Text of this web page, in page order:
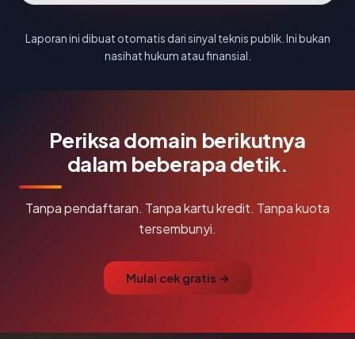
Laporan ini dibuat otomatis dari sinyal teknis publik. Ini bukan
nasihat hukum atau finansial.
Periksa domain berikutnya
dalam beberapa detik.
Tanpa pendaftaran. Tanpa kartu kredit. Tanpa kuota
tersembunyi.
Mulai cek gratis →